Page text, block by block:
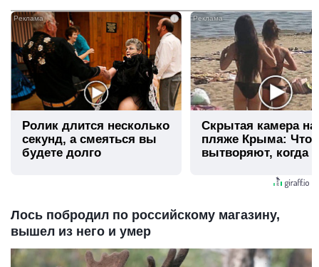
Ролик длится несколько
секунд, а смеяться вы
будете долго
Скрытая камера на
пляже Крыма: Что
вытворяют, когда
Лось побродил по российскому магазину,
вышел из него и умер